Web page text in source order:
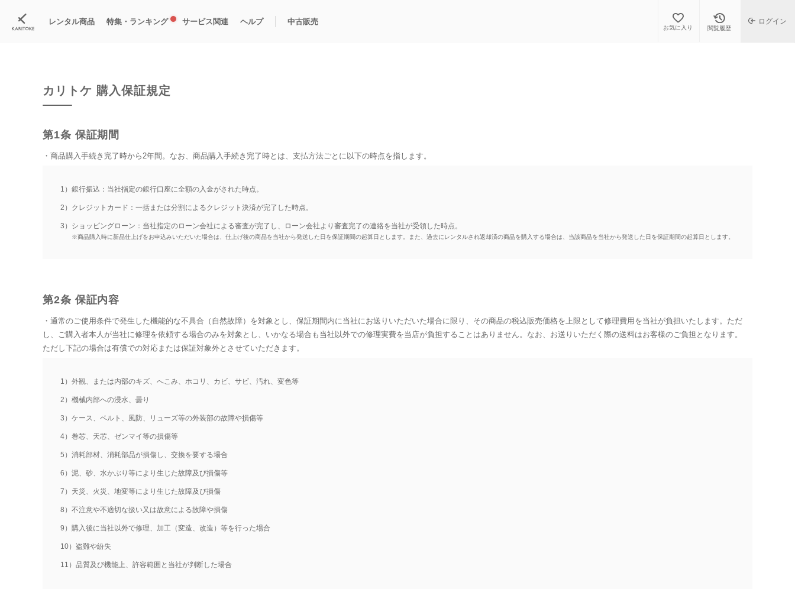
レンタル商品 特集・ランキング サービス関連 ヘルプ 中古販売
お気に入り 閲覧履歴
ログイン
カリトケ 購入保証規定
第1条 保証期間
・商品購入手続き完了時から2年間。なお、商品購入手続き完了時とは、支払方法ごとに以下の時点を指します。
1）銀行振込：当社指定の銀行口座に全額の入金がされた時点。
2）クレジットカード：一括または分割によるクレジット決済が完了した時点。
3）ショッピングローン：当社指定のローン会社による審査が完了し、ローン会社より審査完了の連絡を当社が受領した時点。
※商品購入時に新品仕上げをお申込みいただいた場合は、仕上げ後の商品を当社から発送した日を保証期間の起算日とします。また、過去にレンタルされ返却済の商品を購入する場合は、当該商品を当社から発送した日を保証期間の起算日とします。
第2条 保証内容
・通常のご使用条件で発生した機能的な不具合（自然故障）を対象とし、保証期間内に当社にお送りいただいた場合に限り、その商品の税込販売価格を上限として修理費用を当社が負担いたします。ただ
し、ご購入者本人が当社に修理を依頼する場合のみを対象とし、いかなる場合も当社以外での修理実費を当店が負担することはありません。なお、お送りいただく際の送料はお客様のご負担となります。
ただし下記の場合は有償での対応または保証対象外とさせていただきます。
1）外観、または内部のキズ、へこみ、ホコリ、カビ、サビ、汚れ、変色等
2）機械内部への浸水、曇り
3）ケース、ベルト、風防、リューズ等の外装部の故障や損傷等
4）巻芯、天芯、ゼンマイ等の損傷等
5）消耗部材、消耗部品が損傷し、交換を要する場合
6）泥、砂、水かぶり等により生じた故障及び損傷等
7）天災、火災、地変等により生じた故障及び損傷
8）不注意や不適切な扱い又は故意による故障や損傷
9）購入後に当社以外で修理、加工（変造、改造）等を行った場合
10）盗難や紛失
11）品質及び機能上、許容範囲と当社が判断した場合